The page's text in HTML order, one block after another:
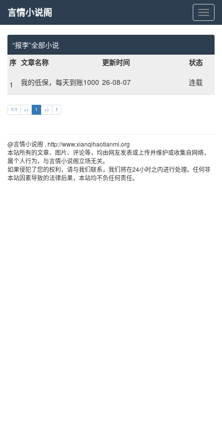
言
情
小
阁
言情小说阁
“报李”全部小说
序 文章名称 更新时间 状态
1
我的低保，每天到账1000
万
26-08-07 连载
1/1 << 1 >> 1
@言情小说阁 . http://www.xianqihaotianmi.org
本站所有的文章、图片、评论等，均由网友发表或上传并维护或收集自网络，
属个人行为，与言情小说阁立场无关。
如果侵犯了您的权利，请与我们联系，我们将在24小时之内进行处理。任何非
本站因素导致的法律后果，本站均不负任何责任。